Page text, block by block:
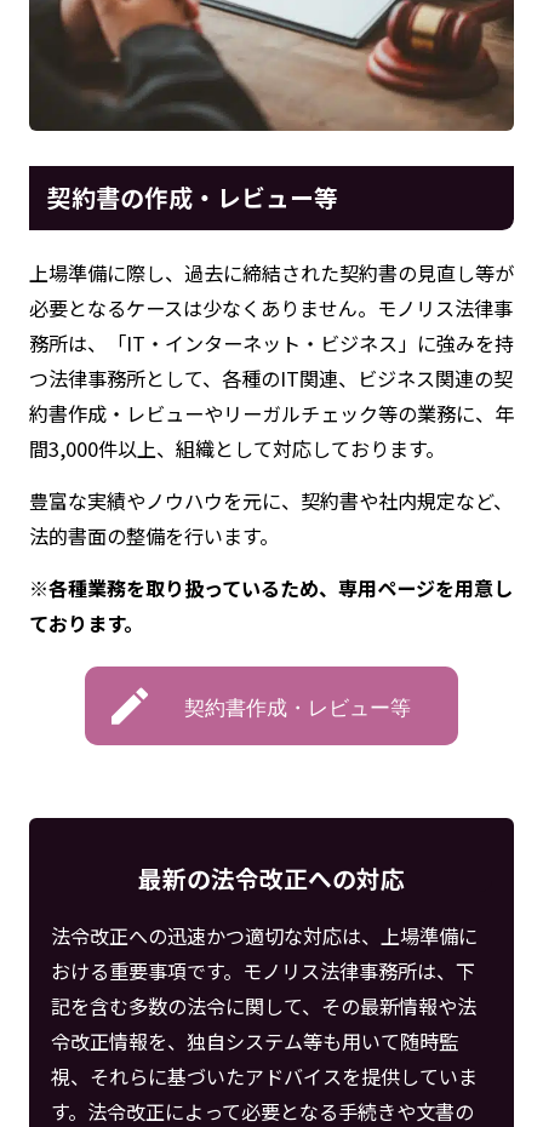
契約書の作成・レビュー等
上場準備に際し、過去に締結された契約書の見直し等が
必要となるケースは少なくありません。モノリス法律事
務所は、「IT・インターネット・ビジネス」に強みを持
つ法律事務所として、各種のIT関連、ビジネス関連の契
約書作成・レビューやリーガルチェック等の業務に、年
間3,000件以上、組織として対応しております。
豊富な実績やノウハウを元に、契約書や社内規定など、
法的書面の整備を行います。
※各種業務を取り扱っているため、専用ページを用意し
ております。
契約書作成・レビュー等
最新の法令改正への対応
法令改正への迅速かつ適切な対応は、上場準備に
おける重要事項です。モノリス法律事務所は、下
記を含む多数の法令に関して、その最新情報や法
令改正情報を、独自システム等も用いて随時監
視、それらに基づいたアドバイスを提供していま
す。法令改正によって必要となる手続きや文書の